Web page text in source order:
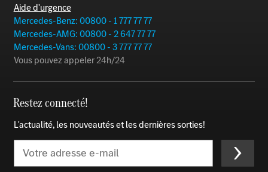
Aide d'urgence
Mercedes-Benz: 00800 - 1 777 77 77
Mercedes-AMG: 00800 - 2 647 77 77
Mercedes-Vans: 00800 - 3 777 77 77
Vous pouvez appeler 24h/24
Restez connecté!
L'actualité, les nouveautés et les dernières sorties!
Email